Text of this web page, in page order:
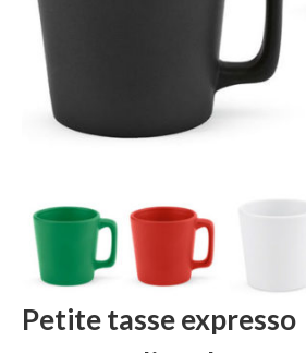
Gant de cuisine
Goodies Jardin
Planche à découper
Autour du vin
Accessoires Téléphone
Accessoires supporters
Petite tasse expresso